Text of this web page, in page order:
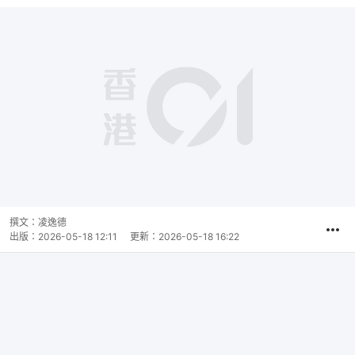
撰文： 凌逸德
出版： 2026-05-18 12:11 更新： 2026-05-18 16:22